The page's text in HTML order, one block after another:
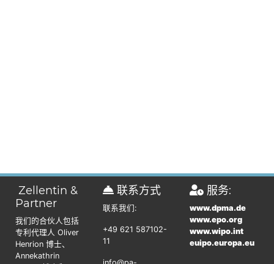
Zellentin &
Partner
我们的合伙人包括
专利代理人 Oliver
Henrion 博士、
Annekathrin
联系方式
联系我们:
+49 621 587102-
11
服务:
www.dpma.de
www.epo.org
www.wipo.int
euipo.europa.eu